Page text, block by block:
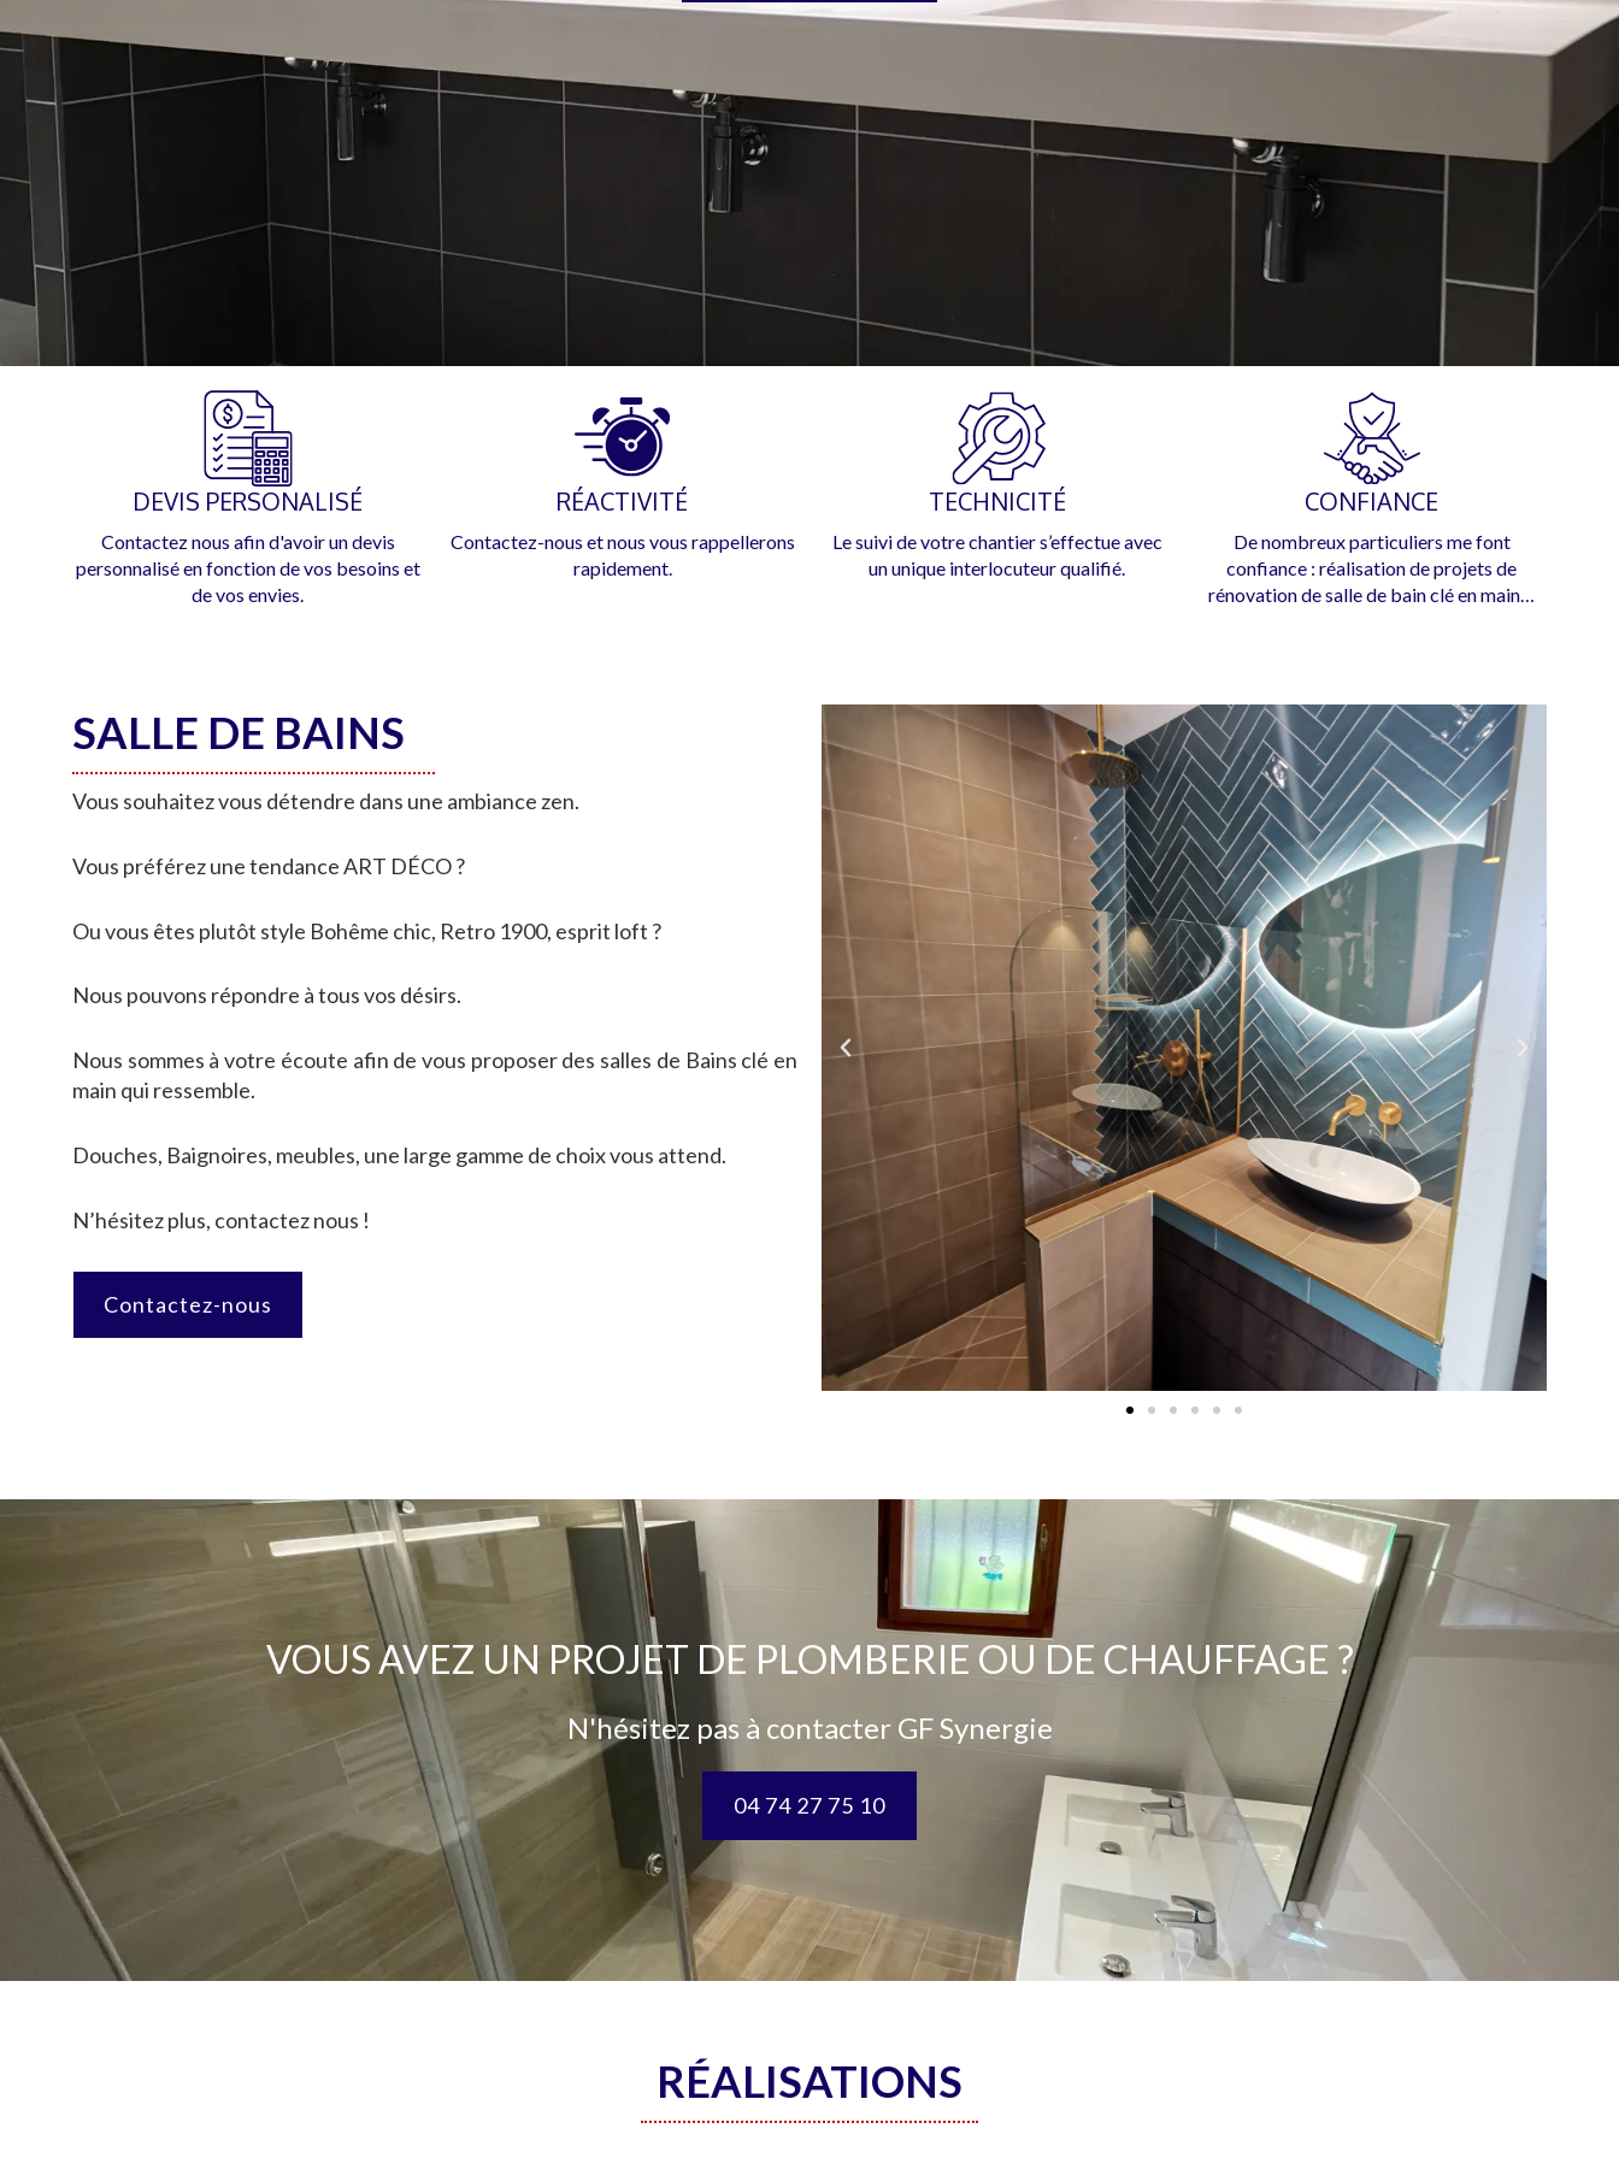
DEVIS PERSONALISÉ
Contactez nous afin d'avoir un devis
personnalisé en fonction de vos besoins et
de vos envies.
RÉACTIVITÉ
Contactez-nous et nous vous rappellerons
rapidement.
TECHNICITÉ
Le suivi de votre chantier s’effectue avec
un unique interlocuteur qualifié.
CONFIANCE
De nombreux particuliers me font
confiance : réalisation de projets de
rénovation de salle de bain clé en main…
SALLE DE BAINS
Vous souhaitez vous détendre dans une ambiance zen.
Vous préférez une tendance ART DÉCO ?
Ou vous êtes plutôt style Bohême chic, Retro 1900, esprit loft ?
Nous pouvons répondre à tous vos désirs.
Nous sommes à votre écoute afin de vous proposer des salles de Bains clé en
main qui ressemble.
Douches, Baignoires, meubles, une large gamme de choix vous attend.
N’hésitez plus, contactez nous !
Contactez-nous
VOUS AVEZ UN PROJET DE PLOMBERIE OU DE CHAUFFAGE ?
N'hésitez pas à contacter GF Synergie
04 74 27 75 10
RÉALISATIONS